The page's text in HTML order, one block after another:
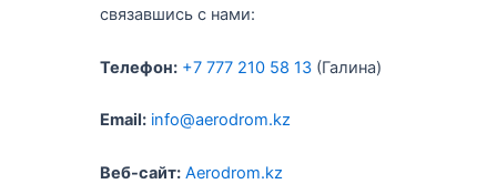
связавшись с нами:
Телефон: +7 777 210 58 13(Галина)
Email: info@aerodrom.kz
Веб-сайт: Aerodrom.kz